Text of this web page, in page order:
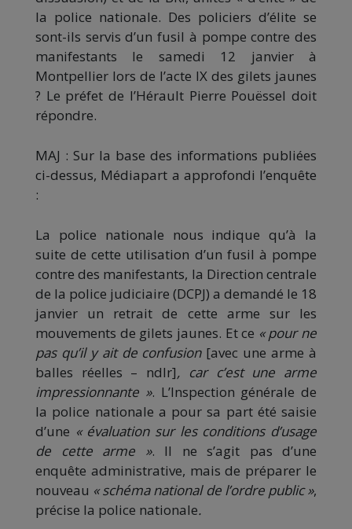
la police nationale. Des policiers d’élite se
sont-ils servis d’un fusil à pompe contre des
manifestants le samedi 12 janvier à
Montpellier lors de l’acte IX des gilets jaunes
? Le préfet de l’Hérault Pierre Pouëssel doit
répondre.
MAJ : Sur la base des informations publiées
ci-dessus, Médiapart a approfondi l’enquête
:
La police nationale nous indique qu’à la
suite de cette utilisation d’un fusil à pompe
contre des manifestants, la Direction centrale
de la police judiciaire (DCPJ) a demandé le 18
janvier un retrait de cette arme sur les
mouvements de gilets jaunes. Et ce « pour ne
pas qu’il y ait de confusion [avec une arme à
balles réelles – ndlr], car c’est une arme
impressionnante ». L’Inspection générale de
la police nationale a pour sa part été saisie
d’une « évaluation sur les conditions d’usage
de cette arme ». Il ne s’agit pas d’une
enquête administrative, mais de préparer le
nouveau « schéma national de l’ordre public »,
précise la police nationale.